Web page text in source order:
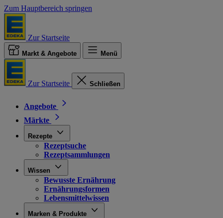
Zum Hauptbereich springen
Zur Startseite
Markt & Angebote Menü
Zur Startseite Schließen
Angebote
Märkte
Rezepte
Rezeptsuche
Rezeptsammlungen
Wissen
Bewusste Ernährung
Ernährungsformen
Lebensmittelwissen
Marken & Produkte